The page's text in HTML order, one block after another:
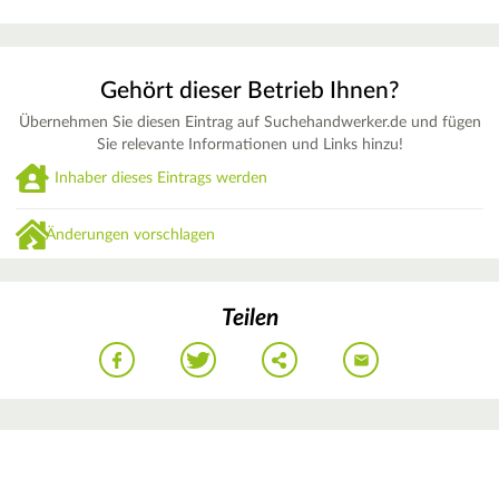
Gehört dieser Betrieb Ihnen?
Übernehmen Sie diesen Eintrag auf Suchehandwerker.de und fügen
Sie relevante Informationen und Links hinzu!
Inhaber dieses Eintrags werden
Änderungen vorschlagen
Teilen